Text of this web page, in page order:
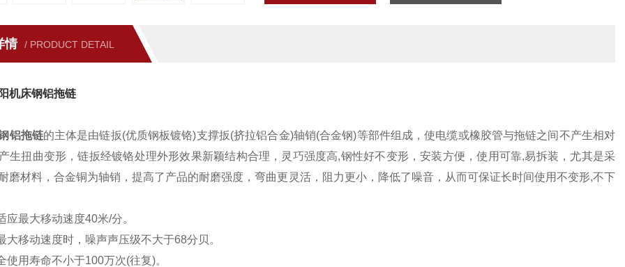
情 / PRODUCT DETAIL
机床钢铝拖链
铝拖链的主体是由链扳(优质钢板镀铬)支撑扳(挤拉铝合金)轴销(合金钢)等部件组成，使电缆或橡胶管与拖链之间不产生相对
生扭曲变形，链扳经镀铬处理外形效果新颖结构合理，灵巧强度高,钢性好不变形，安装方便，使用可靠,易拆装，尤其是采
磨材料，合金铜为轴销，提高了产品的耐磨强度，弯曲更灵活，阻力更小，降低了噪音，从而可保证长时间使用不变形,不下
应最大移动速度40米/分。
大移动速度时，噪声声压级不大于68分贝。
使用寿命不小于100万次(往复)。